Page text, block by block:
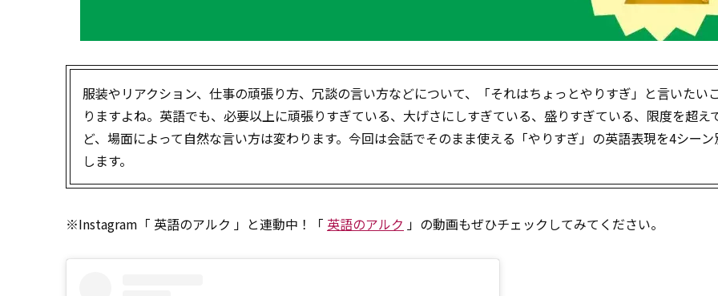
服装やリアクション、仕事の頑張り方、冗談の言い方などについて、「それはちょっとやりすぎ」と言いたい
りますよね。英語でも、必要以上に頑張りすぎている、大げさにしすぎている、盛りすぎている、限度を超え
ど、場面によって自然な言い方は変わります。今回は会話でそのまま使える「やりすぎ」の英語表現を4シー
します。
※Instagram「 英語のアルク 」と連動中！「 英語のアルク 」の動画もぜひチェックしてみてください。